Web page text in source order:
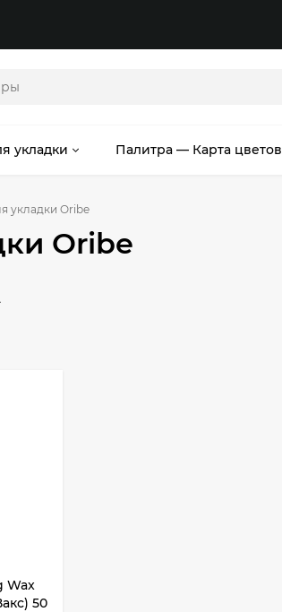
укладки Палитра — Карта цветов
укладки Oribe
Oribe
Wax
50